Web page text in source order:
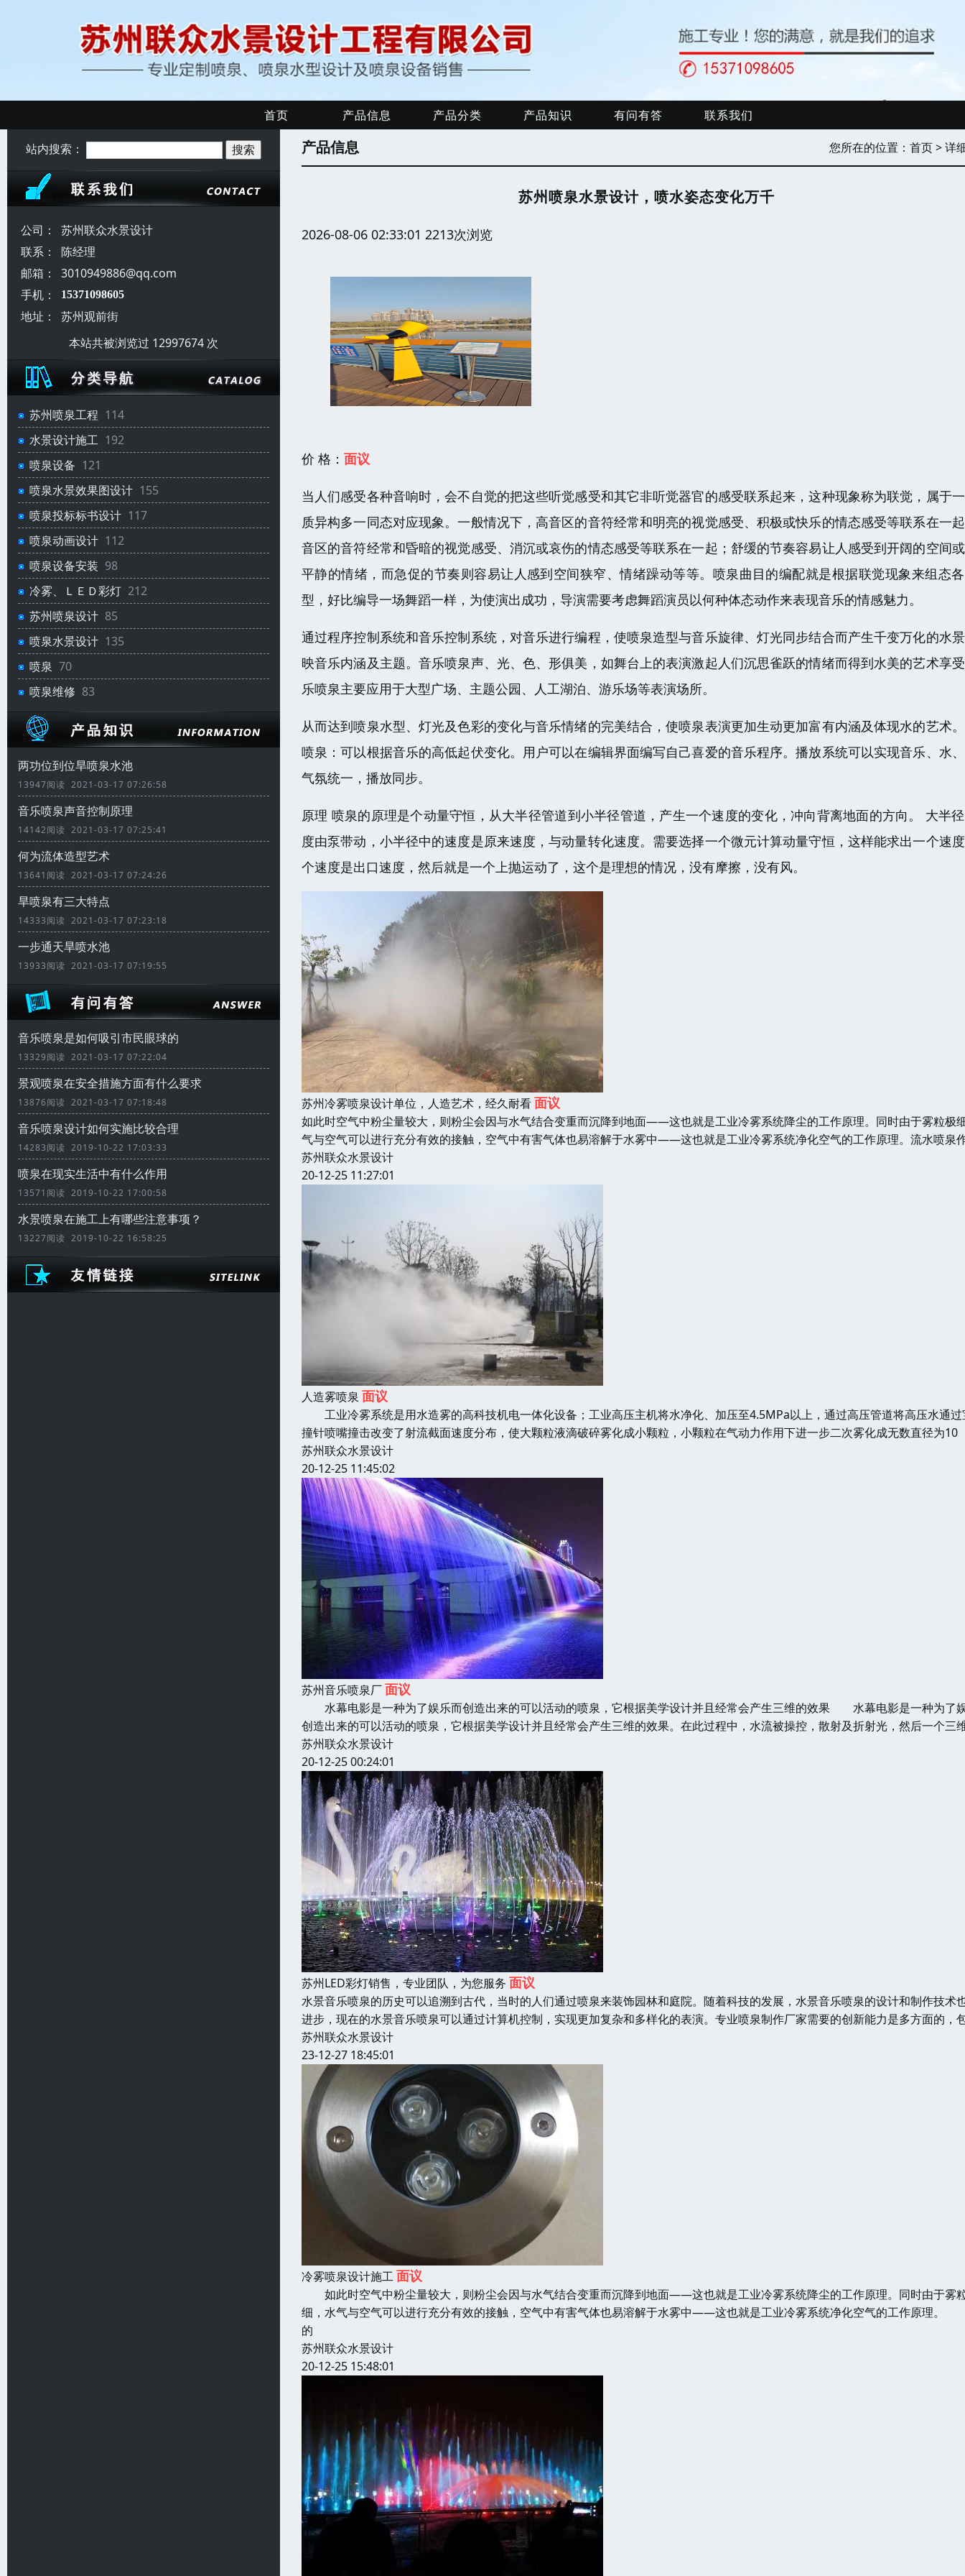
首页 产品信息 产品分类 产品知识 有问有答 联系我们
站内搜索：
公司：
苏州联众水景设计
联系：
陈经理
邮箱：
3010949886@qq.com
手机：
15371098605
地址：
苏州观前街
本站共被浏览过 12997674 次
苏州喷泉工程 114
水景设计施工 192
喷泉设备 121
喷泉水景效果图设计 155
喷泉投标标书设计 117
喷泉动画设计 112
喷泉设备安装 98
冷雾、ＬＥＤ彩灯 212
苏州喷泉设计 85
喷泉水景设计 135
喷泉 70
喷泉维修 83
两功位到位旱喷泉水池
13947阅读 2021-03-17 07:26:58
音乐喷泉声音控制原理
14142阅读 2021-03-17 07:25:41
何为流体造型艺术
13641阅读 2021-03-17 07:24:26
旱喷泉有三大特点
14333阅读 2021-03-17 07:23:18
一步通天旱喷水池
13933阅读 2021-03-17 07:19:55
音乐喷泉是如何吸引市民眼球的
13329阅读 2021-03-17 07:22:04
景观喷泉在安全措施方面有什么要求
13876阅读 2021-03-17 07:18:48
音乐喷泉设计如何实施比较合理
14283阅读 2019-10-22 17:03:33
喷泉在现实生活中有什么作用
13571阅读 2019-10-22 17:00:58
水景喷泉在施工上有哪些注意事项？
13227阅读 2019-10-22 16:58:25
产品信息 您所在的位置： 首页> 详
苏州喷泉水景设计，喷水姿态变化万千
2026-08-06 02:33:01 2213次浏览
价 格： 面议
当人们感受各种音响时，会不自觉的把这些听觉感受和其它非听觉器官的感受联系起来，这种现象称为联觉，属于
质异构多一同态对应现象。一般情况下，高音区的音符经常和明亮的视觉感受、积极或快乐的情态感受等联系在一
音区的音符经常和昏暗的视觉感受、消沉或哀伤的情态感受等联系在一起；舒缓的节奏容易让人感受到开阔的空间
平静的情绪，而急促的节奏则容易让人感到空间狭窄、情绪躁动等等。喷泉曲目的编配就是根据联觉现象来组态
型，好比编导一场舞蹈一样，为使演出成功，导演需要考虑舞蹈演员以何种体态动作来表现音乐的情感魅力。
通过程序控制系统和音乐控制系统，对音乐进行编程，使喷泉造型与音乐旋律、灯光同步结合而产生千变万化的水
映音乐内涵及主题。音乐喷泉声、光、色、形俱美，如舞台上的表演激起人们沉思雀跃的情绪而得到水美的艺术享
乐喷泉主要应用于大型广场、主题公园、人工湖泊、游乐场等表演场所。
从而达到喷泉水型、灯光及色彩的变化与音乐情绪的完美结合，使喷泉表演更加生动更加富有内涵及体现水的艺术
喷泉：可以根据音乐的高低起伏变化。用户可以在编辑界面编写自己喜爱的音乐程序。播放系统可以实现音乐、水
气氛统一，播放同步。
原理 喷泉的原理是个动量守恒，从大半径管道到小半径管道，产生一个速度的变化，冲向背离地面的方向。 大半
度由泵带动，小半径中的速度是原来速度，与动量转化速度。需要选择一个微元计算动量守恒，这样能求出一个速
个速度是出口速度，然后就是一个上抛运动了，这个是理想的情况，没有摩擦，没有风。
苏州冷雾喷泉设计单位，人造艺术，经久耐看面议
如此时空气中粉尘量较大，则粉尘会因与水气结合变重而沉降到地面——这也就是工业冷雾系统降尘的工作原理。同时由于雾粒极
气与空气可以进行充分有效的接触，空气中有害气体也易溶解于水雾中——这也就是工业冷雾系统净化空气的工作原理。流水喷泉
苏州联众水景设计
20-12-25 11:27:01
人造雾喷泉 面议
工业冷雾系统是用水造雾的高科技机电一体化设备；工业高压主机将水净化、加压至4.5MPa以上，通过高压管道将高压水通过
撞针喷嘴撞击改变了射流截面速度分布，使大颗粒液滴破碎雾化成小颗粒，小颗粒在气动力作用下进一步二次雾化成无数直径为10
苏州联众水景设计
20-12-25 11:45:02
苏州音乐喷泉厂面议
水幕电影是一种为了娱乐而创造出来的可以活动的喷泉，它根据美学设计并且经常会产生三维的效果 水幕电影是一种为了
创造出来的可以活动的喷泉，它根据美学设计并且经常会产生三维的效果。在此过程中，水流被操控，散射及折射光，然后一个三
苏州联众水景设计
20-12-25 00:24:01
苏州LED彩灯销售，专业团队，为您服务 面议
水景音乐喷泉的历史可以追溯到古代，当时的人们通过喷泉来装饰园林和庭院。随着科技的发展，水景音乐喷泉的设计和制作技术
进步，现在的水景音乐喷泉可以通过计算机控制，实现更加复杂和多样化的表演。专业喷泉制作厂家需要的创新能力是多方面的，
苏州联众水景设计
23-12-27 18:45:01
冷雾喷泉设计施工面议
如此时空气中粉尘量较大，则粉尘会因与水气结合变重而沉降到地面——这也就是工业冷雾系统降尘的工作原理。同时由于雾
细，水气与空气可以进行充分有效的接触，空气中有害气体也易溶解于水雾中——这也就是工业冷雾系统净化空气的工作原理
的
苏州联众水景设计
20-12-25 15:48:01